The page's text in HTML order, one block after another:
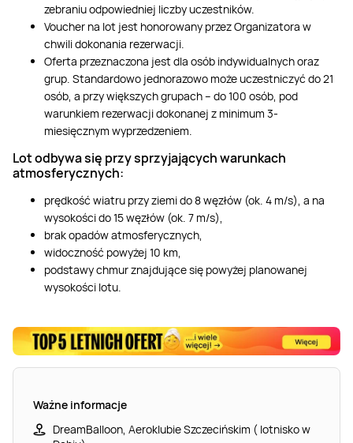
zebraniu odpowiedniej liczby uczestników.
Voucher na lot jest honorowany przez Organizatora w
chwili dokonania rezerwacji.
Oferta przeznaczona jest dla osób indywidualnych oraz
grup. Standardowo jednorazowo może uczestniczyć do 21
osób, a przy większych grupach – do 100 osób, pod
warunkiem rezerwacji dokonanej z minimum 3-
miesięcznym wyprzedzeniem.
Lot odbywa się przy sprzyjających warunkach
atmosferycznych:
prędkość wiatru przy ziemi do 8 węzłów (ok. 4 m/s), a na
wysokości do 15 węzłów (ok. 7 m/s),
brak opadów atmosferycznych,
widoczność powyżej 10 km,
podstawy chmur znajdujące się powyżej planowanej
wysokości lotu.
Ważne informacje
DreamBalloon, Aeroklubie Szczecińskim ( lotnisko w